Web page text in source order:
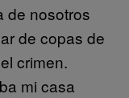
de nosotros
de copas de
crimen.
mi casa